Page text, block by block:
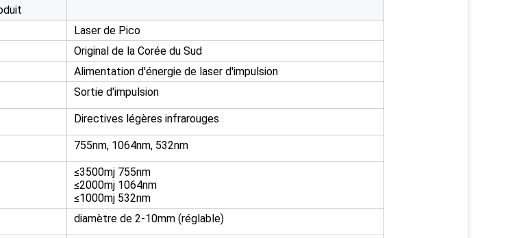
Laser de Pico
Original de la Corée du Sud
Alimentation d'énergie de laser d'impulsion
Sortie d'impulsion
Directives légères infrarouges
755nm, 1064nm, 532nm
≤3500mj 755nm
≤2000mj 1064nm
≤1000mj 532nm
diamètre de 2-10mm (réglable)